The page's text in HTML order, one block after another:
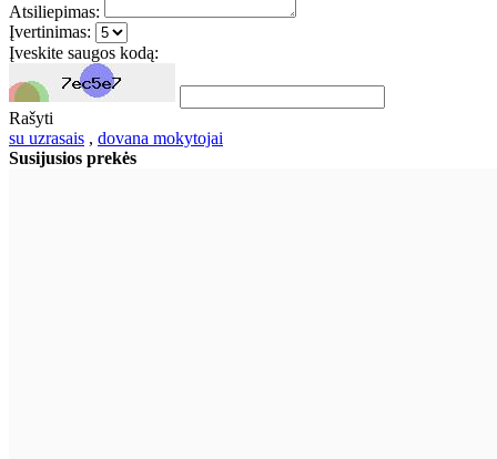
Atsiliepimas:
Įvertinimas:
Įveskite saugos kodą:
Rašyti
su uzrasais , dovana mokytojai
Susijusios prekės